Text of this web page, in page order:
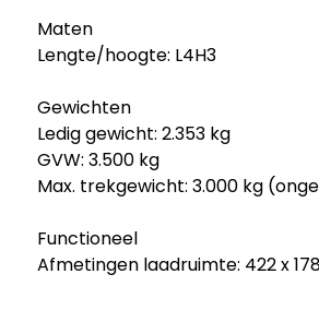
Maten
Lengte/hoogte: L4H3
Gewichten
Ledig gewicht: 2.353 kg
GVW: 3.500 kg
Max. trekgewicht: 3.000 kg
Functioneel
Afmetingen laadruimte: 422 x